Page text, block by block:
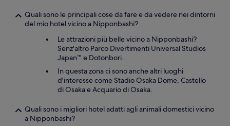
Quali sono le principali cose da fare e da vedere nei dintorni
del mio hotel vicino a Nipponbashi?
Le attrazioni più belle vicino a Nipponbashi?
Senz'altro Parco Divertimenti Universal Studios
Japan™ e Dotonbori.
In questa zona ci sono anche altri luoghi
d'interesse come Stadio Osaka Dome, Castello
di Osaka e Acquario di Osaka.
Quali sono i migliori hotel adatti agli animali domestici vicino
a Nipponbashi?